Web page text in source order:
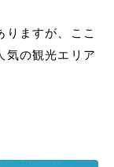
りますが、ここ
気の観光エリア